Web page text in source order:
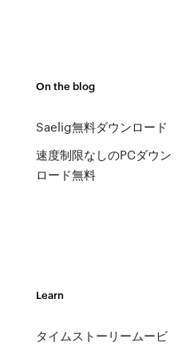
On the blog
Saelig無料ダウンロード
速度制限なしのPCダウン
ロード無料
Learn
タイムストーリームービ